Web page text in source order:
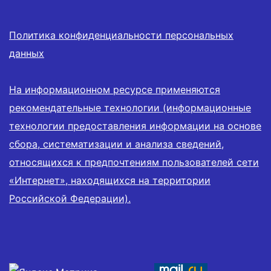
Политика конфиденциальности персональных
данных
На информационном ресурсе применяются
рекомендательные технологии (информационные
технологии предоставления информации на основе
сбора, систематизации и анализа сведений,
относящихся к предпочтениям пользователей сети
«Интернет», находящихся на территории
Российской Федерации).